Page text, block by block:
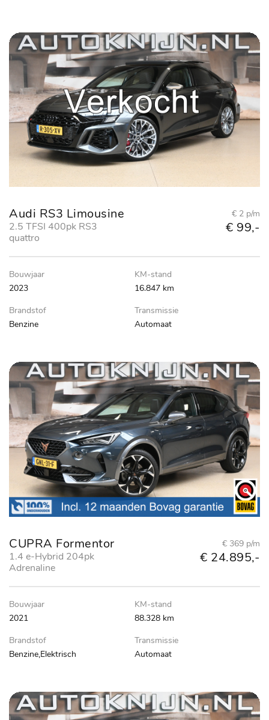
Audi RS3 Limousine
2.5 TFSI 400pk RS3
quattro
€ 2 p/m
€ 99,-
Bouwjaar
2023
KM-stand
16.847 km
Brandstof
Benzine
Transmissie
Automaat
CUPRA Formentor
1.4 e-Hybrid 204pk
Adrenaline
€ 369 p/m
€ 24.895,-
Bouwjaar
2021
KM-stand
88.328 km
Brandstof
Benzine,Elektrisch
Transmissie
Automaat